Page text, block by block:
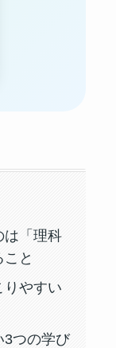
は「理科
と
りやすい
3つの学び